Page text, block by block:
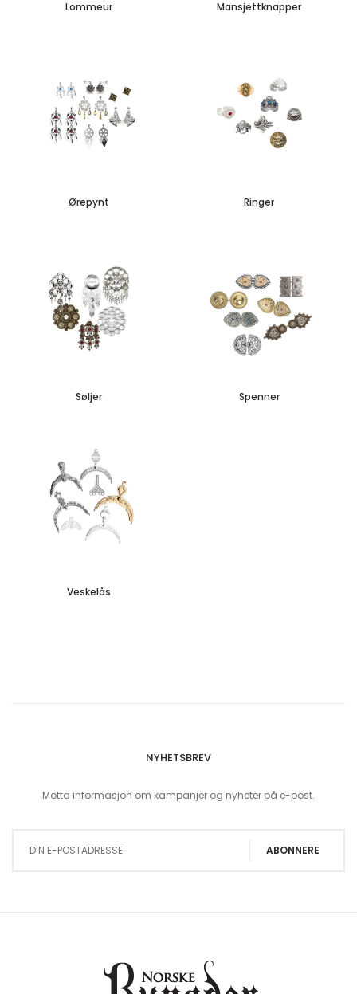
Lommeur Mansjettknapper
Ørepynt Ringer
Søljer Spenner
Veskelås
NYHETSBREV
Motta informasjon om kampanjer og nyheter på e-post.
ABONNERE